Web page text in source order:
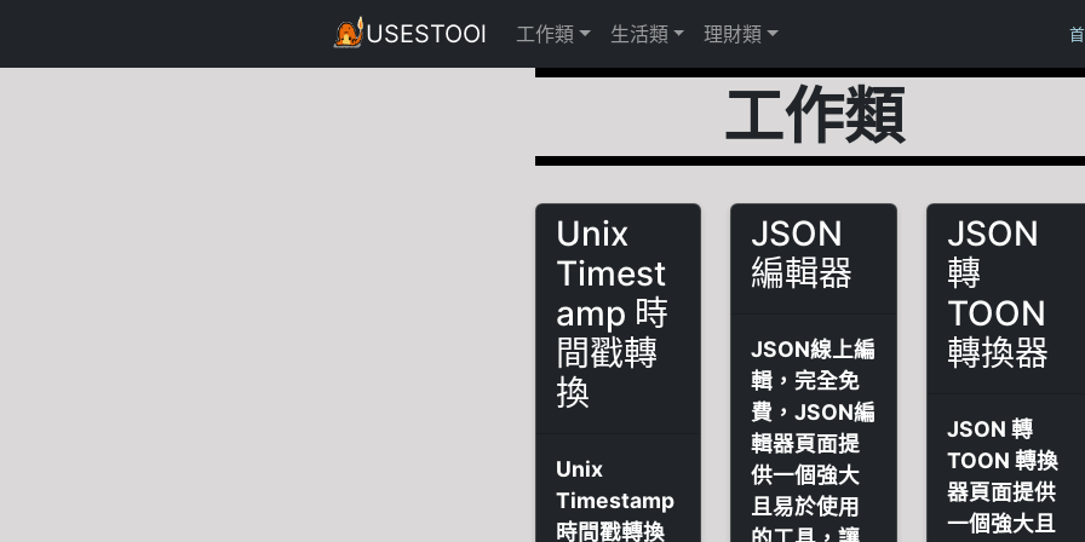
USESTOOl 工作類 生活類 理財類
工作類
Unix
Timest
amp 時
間戳轉
換
Unix
Timestamp
時間戳轉換
JSON
編輯器
JSON線上編
輯，完全免
費，JSON編
輯器頁面提
供一個強大
且易於使用
JSON
轉
TOON
轉換器
JSON 轉
TOON 轉換
器頁面提供
一個強大且